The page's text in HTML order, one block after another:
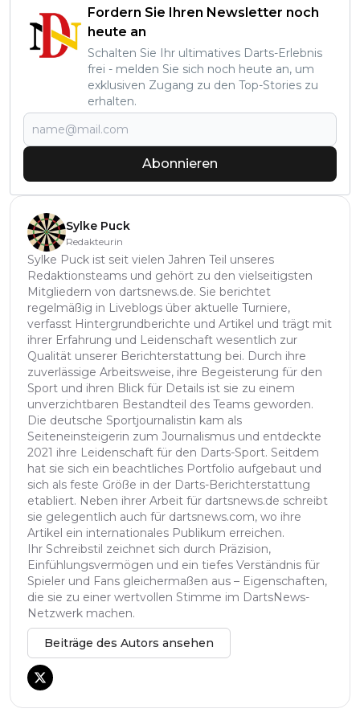
Fordern Sie Ihren Newsletter noch
heute an
Schalten Sie Ihr ultimatives Darts-Erlebnis
frei - melden Sie sich noch heute an, um
exklusiven Zugang zu den Top-Stories zu
erhalten.
Abonnieren
Sylke Puck
Redakteurin
Sylke Puck ist seit vielen Jahren Teil unseres
Redaktionsteams und gehört zu den vielseitigsten
Mitgliedern von dartsnews.de. Sie berichtet
regelmäßig in Liveblogs über aktuelle Turniere,
verfasst Hintergrundberichte und Artikel und trägt mit
ihrer Erfahrung und Leidenschaft wesentlich zur
Qualität unserer Berichterstattung bei. Durch ihre
zuverlässige Arbeitsweise, ihre Begeisterung für den
Sport und ihren Blick für Details ist sie zu einem
unverzichtbaren Bestandteil des Teams geworden.
Die deutsche Sportjournalistin kam als
Seiteneinsteigerin zum Journalismus und entdeckte
2021 ihre Leidenschaft für den Darts-Sport. Seitdem
hat sie sich ein beachtliches Portfolio aufgebaut und
sich als feste Größe in der Darts-Berichterstattung
etabliert. Neben ihrer Arbeit für dartsnews.de schreibt
sie gelegentlich auch für dartsnews.com, wo ihre
Artikel ein internationales Publikum erreichen.
Ihr Schreibstil zeichnet sich durch Präzision,
Einfühlungsvermögen und ein tiefes Verständnis für
Spieler und Fans gleichermaßen aus – Eigenschaften,
die sie zu einer wertvollen Stimme im DartsNews-
Netzwerk machen.
Beiträge des Autors ansehen